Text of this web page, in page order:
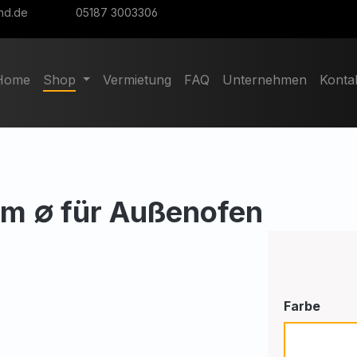
05187 3003306
Shop Vermietung FAQ Unternehmen
∅ für Außenofen
Farbe